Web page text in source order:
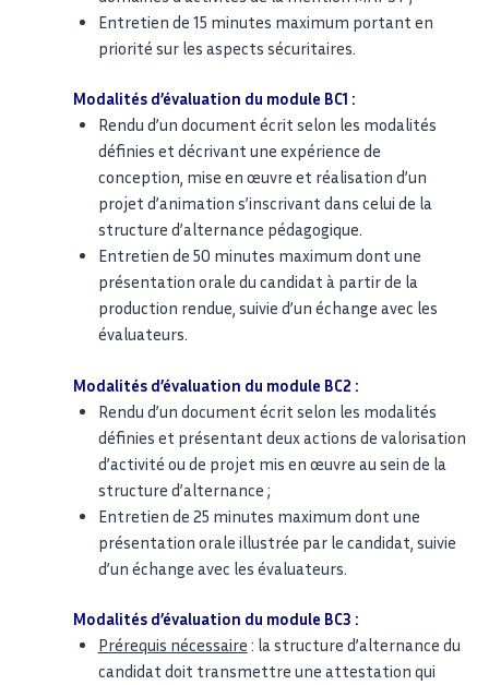
Entretien de 15 minutes maximum portant en
priorité sur les aspects sécuritaires.
Modalités d’évaluation du module BC1 :
Rendu d’un document écrit selon les modalités
définies et décrivant une expérience de
conception, mise en œuvre et réalisation d’un
projet d’animation s’inscrivant dans celui de la
structure d’alternance pédagogique.
Entretien de 50 minutes maximum dont une
présentation orale du candidat à partir de la
production rendue, suivie d’un échange avec les
évaluateurs.
Modalités d’évaluation du module BC2 :
Rendu d’un document écrit selon les modalités
définies et présentant deux actions de valorisation
d’activité ou de projet mis en œuvre au sein de la
structure d’alternance ;
Entretien de 25 minutes maximum dont une
présentation orale illustrée par le candidat, suivie
d’un échange avec les évaluateurs.
Modalités d’évaluation du module BC3 :
Prérequis nécessaire : la structure d’alternance du
candidat doit transmettre une attestation qui